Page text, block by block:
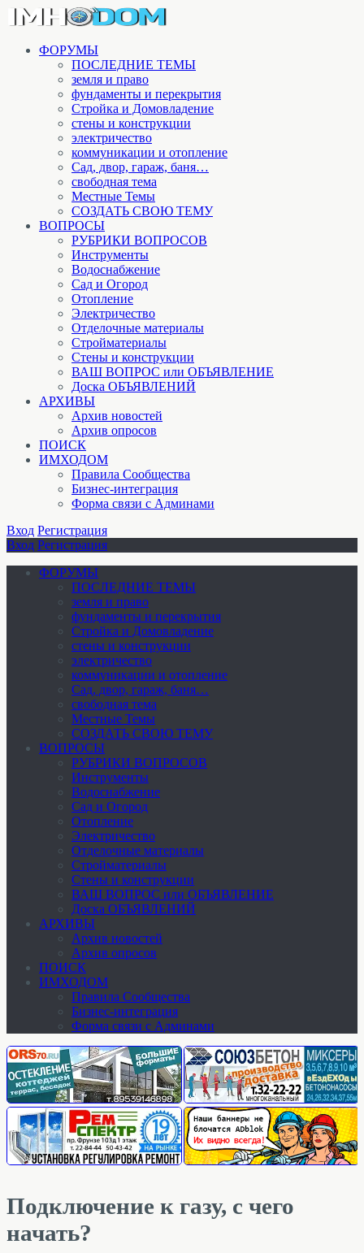
ФОРУМЫ
ПОСЛЕДНИЕ ТЕМЫ
земля и право
фундаменты и перекрытия
Стройка и Домовладение
стены и конструкции
электричество
коммуникации и отопление
Cад, двор, гараж, баня…
свободная тема
Местные Темы
СОЗДАТЬ СВОЮ ТЕМУ
ВОПРОСЫ
РУБРИКИ ВОПРОСОВ
Инструменты
Водоснабжение
Сад и Огород
Отопление
Электричество
Отделочные материалы
Стройматериалы
Стены и конструкции
ВАШ ВОПРОС или ОБЪЯВЛЕНИЕ
Доска ОБЪЯВЛЕНИЙ
АРХИВЫ
Архив новостей
Архив опросов
ПОИСК
ИМХОДОМ
Правила Сообщества
Бизнес-интеграция
Форма связи с Админами
Вход Регистрация
Вход Регистрация
ФОРУМЫ
ПОСЛЕДНИЕ ТЕМЫ
земля и право
фундаменты и перекрытия
Стройка и Домовладение
стены и конструкции
электричество
коммуникации и отопление
Cад, двор, гараж, баня…
свободная тема
Местные Темы
СОЗДАТЬ СВОЮ ТЕМУ
ВОПРОСЫ
РУБРИКИ ВОПРОСОВ
Инструменты
Водоснабжение
Сад и Огород
Отопление
Электричество
Отделочные материалы
Стройматериалы
Стены и конструкции
ВАШ ВОПРОС или ОБЪЯВЛЕНИЕ
Доска ОБЪЯВЛЕНИЙ
АРХИВЫ
Архив новостей
Архив опросов
ПОИСК
ИМХОДОМ
Правила Сообщества
Бизнес-интеграция
Форма связи с Админами
Подключение к газу, с чего
начать?